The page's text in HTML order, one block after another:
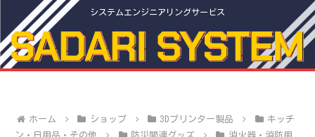
システムエンジニアリングサービス
ホーム ショップ 3Dプリンター製品
キッチ
ン・日用品・その他
防災関連グッズ
消火器・消防用